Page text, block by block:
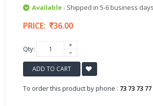
Available- Shipped in 5-6 business days
PRICE: 36.00
Qty:
ADD TO CART
To order this product by phone : 73 73 73